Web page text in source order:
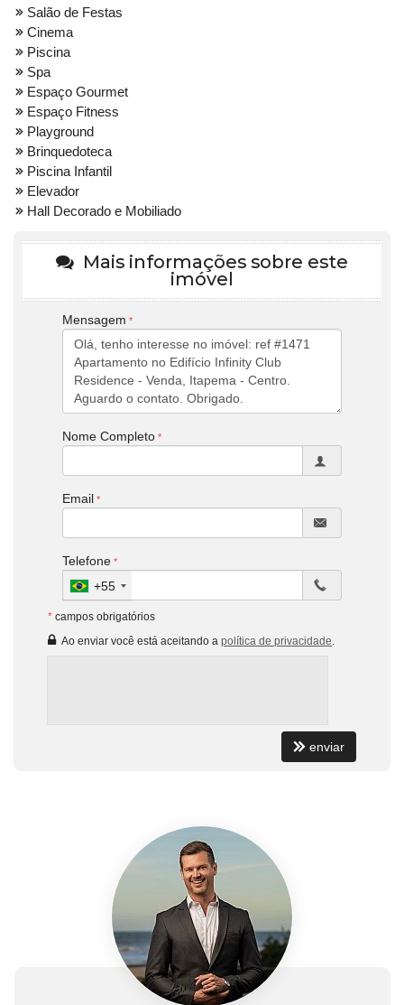
Salão de Festas
Cinema
Piscina
Spa
Espaço Gourmet
Espaço Fitness
Playground
Brinquedoteca
Piscina Infantil
Elevador
Hall Decorado e Mobiliado
Mais informações sobre este
imóvel
Mensagem
Nome Completo
Email
Telefone
+55
* campos obrigatórios
Ao enviar você está aceitando a política de privacidade
enviar